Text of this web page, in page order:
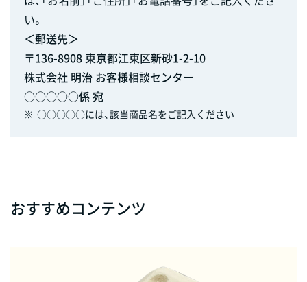
い。
＜郵送先＞
〒136-8908 東京都江東区新砂1-2-10
株式会社 明治 お客様相談センター
○○○○○係 宛
※ ○○○○○には、該当商品名をご記入ください
おすすめコンテンツ